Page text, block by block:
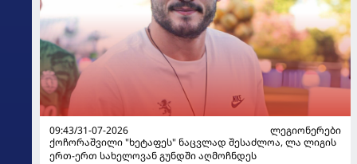
09:43/31-07-2026
ᲚᲔᲒᲘᲝᲜᲔᲠᲔᲑᲘ
ქოჩორაშვილი "ხეტაფეს" ნაცვლად შესაძლოა, ლა ლიგის
ერთ-ერთ სახელოვან გუნდში აღმოჩნდეს